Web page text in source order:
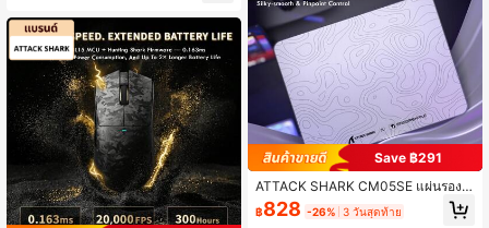
Switch
Save ฿291
ATTACK SHARK CM05SE แผ่นรองเ
มาส์กระจกสำหรับเล่นเกม, แผ่นรองเมา
ส์ที่เรียบเป็นพิเศษพร้อมพื้นผิว Nano-Te
฿828 -26% 3 วันสุดท้าย